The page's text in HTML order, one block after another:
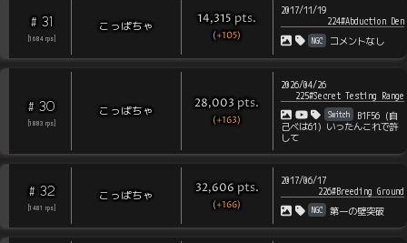
# 31
1684 rps
こっぱちゃ 14,315 pts.
(+105)
2017/11/19
224#Abduction Den
NGC コメントなし
# 30
1883 rps
こっぱちゃ 28,003 pts.
(+163)
2026/04/26
225#Secret Testing Range
Switch
B1F56（自
己べは61）いったんこれで許
して
# 32
1481 rps
こっぱちゃ 32,606 pts.
(+166)
2017/06/17
226#Breeding Ground
NGC 第一の壁突破